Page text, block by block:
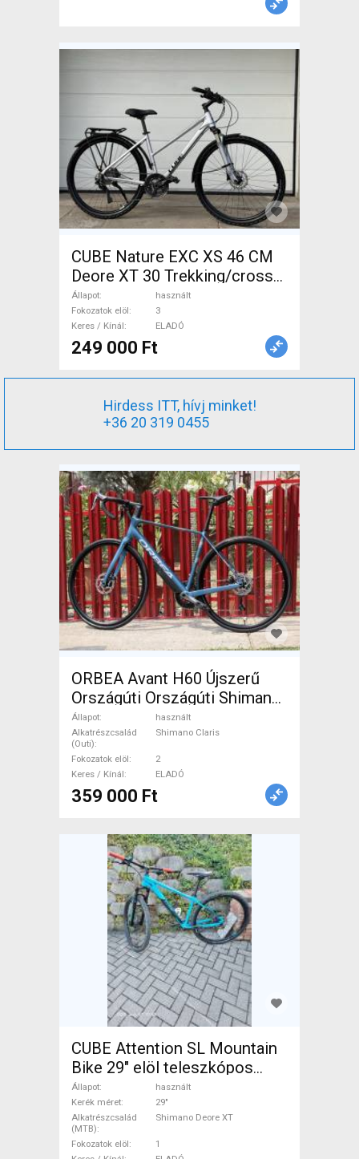
CUBE Nature EXC XS 46 CM
Deore XT 30 Trekking/cross
tárcsafék használt ELADÓ
Állapot
használt
Fokozatok elöl
3
Keres / Kínál
ELADÓ
249 000 Ft
Hirdess ITT, hívj minket!
+36 20 319 0455
ORBEA Avant H60 Újszerű
Országúti Országúti Shimano
Claris tárcsafék használt
ELADÓ
Állapot
használt
Alkatrészcsalád
(Outi)
Shimano Claris
Fokozatok elöl
2
Keres / Kínál
ELADÓ
359 000 Ft
CUBE Attention SL Mountain
Bike 29" elöl teleszkópos
Shimano Deore XT használt
ELADÓ
Állapot
használt
Kerék méret
29"
Alkatrészcsalád
(MTB)
Shimano Deore XT
Fokozatok elöl
1